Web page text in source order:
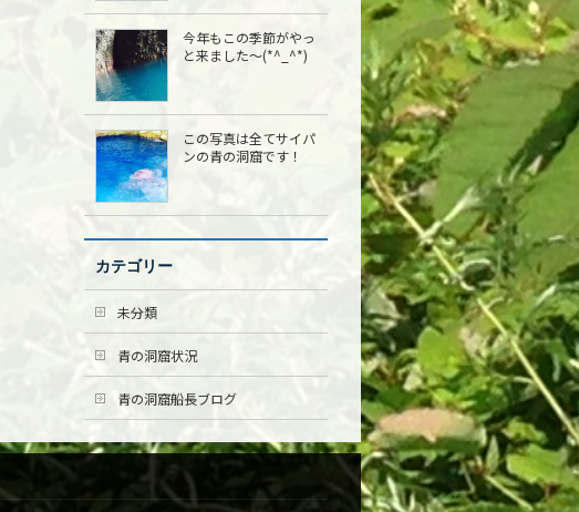
今年もこの季節がやっ
と来ました〜(*^_^*)
この写真は全てサイパ
ンの青の洞窟です！
カテゴリー
未分類
青の洞窟状況
青の洞窟船長ブログ